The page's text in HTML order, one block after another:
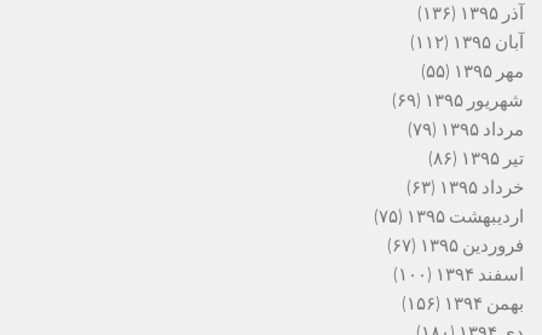
آذر ۱۳۹۵
(۱۳۶)
آبان ۱۳۹۵
(۱۱۲)
مهر ۱۳۹۵
(۵۵)
شهریور ۱۳۹۵
(۶۹)
مرداد ۱۳۹۵
(۷۹)
تیر ۱۳۹۵
(۸۶)
خرداد ۱۳۹۵
(۶۳)
اردیبهشت ۱۳۹۵
(۷۵)
فروردین ۱۳۹۵
(۶۷)
اسفند ۱۳۹۴
(۱۰۰)
بهمن ۱۳۹۴
(۱۵۶)